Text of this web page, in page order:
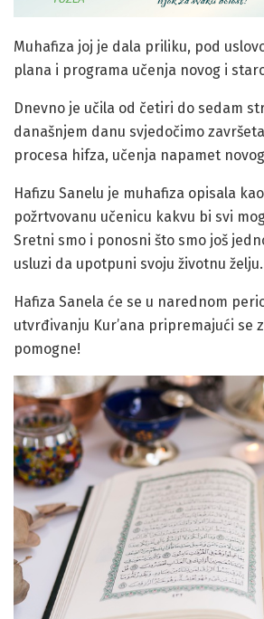
Muhafiza joj je dala priliku, pod
plana i programa učenja novog i
Dnevno je učila od četiri do sedam
današnjem danu svjedočimo
procesa hifza, učenja napamet
Hafizu Sanelu je muhafiza opisala
požrtvovanu učenicu kakvu bi svi
Sretni smo i ponosni što smo još
usluzi da upotpuni svoju životnu želju.
Hafiza Sanela će se u narednom
utvrđivanju Kur’ana pripremajući se
pomogne!